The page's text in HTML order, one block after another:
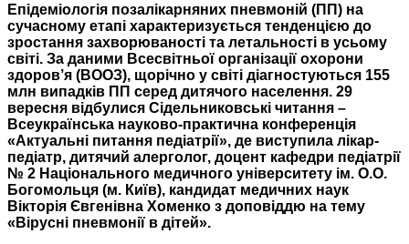
Епідеміологія позалікарняних пневмоній (ПП) на
сучасному етапі характеризується тенденцією до
зростання захворюваності та летальності в усьому
світі. За даними Всесвітньої організації охорони
здоров’я (ВООЗ), щорічно у світі діагностуються 155
млн випадків ПП серед дитячого населення. 29
вересня відбулися Сідельниковські читання –
Всеукраїнська науково-практична конференція
«Актуальні питання педіатрії», де виступила лікар-
педіатр, дитячий алерголог, доцент кафедри педіатрії
№ 2 Національного медичного університету ім. О.О.
Богомольця (м. Київ), кандидат медичних наук
Вікторія Євгенівна Хоменко з доповіддю на тему
«Вірусні пневмонії в дітей».